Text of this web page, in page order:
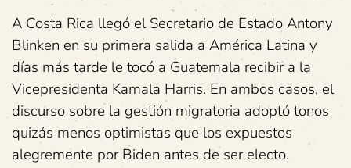
A Costa Rica llegó el Secretario de Estado Antony
Blinken en su primera salida a América Latina y
días más tarde le tocó a Guatemala recibir a la
Vicepresidenta Kamala Harris. En ambos casos, el
discurso sobre la gestión migratoria adoptó tonos
quizás menos optimistas que los expuestos
alegremente por Biden antes de ser electo.